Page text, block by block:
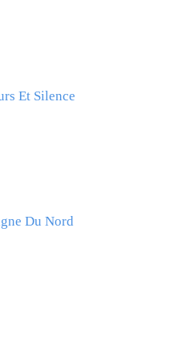
Et Silence
Du Nord